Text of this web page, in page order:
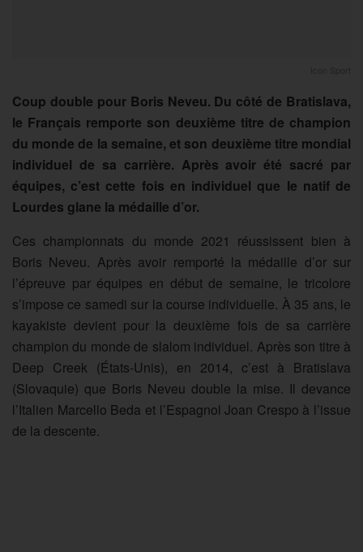
Coup double pour Boris Neveu. Du côté de Bratislava,
le Français remporte son deuxième titre de champion
du monde de la semaine, et son deuxième titre mondial
individuel de sa carrière. Après avoir été sacré par
équipes, c’est cette fois en individuel que le natif de
Lourdes glane la médaille d’or.
Ces championnats du monde 2021 réussissent bien à
Boris Neveu. Après avoir remporté la médaille d’or sur
l’épreuve par équipes en début de semaine, le tricolore
s’impose ce samedi sur la course individuelle. À 35 ans, le
kayakiste devient pour la deuxième fois de sa carrière
champion du monde de slalom individuel. Après son titre à
Deep Creek (États-Unis), en 2014, c’est à Bratislava
(Slovaquie) que Boris Neveu double la mise. Il devance
l’Italien Marcello Beda et l’Espagnol Joan Crespo à l’issue
de la descente.